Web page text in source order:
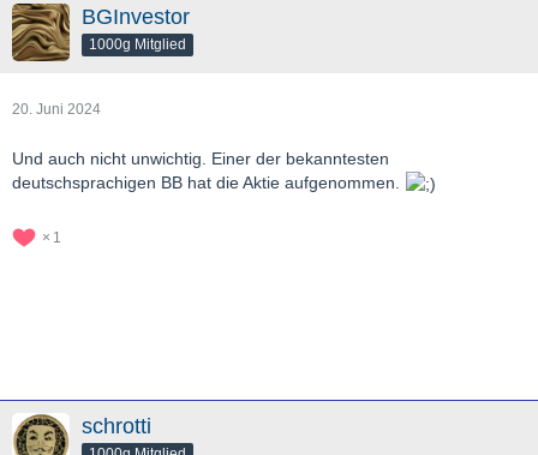
BGInvestor
1000g Mitglied
20. Juni 2024
Und auch nicht unwichtig. Einer der bekanntesten
deutschsprachigen BB hat die Aktie aufgenommen.
1
schrotti